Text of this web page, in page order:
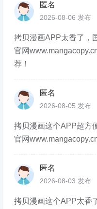
匿名
2026-08-06 发布
拷贝漫画APP太香了，
官网
荐！
匿名
2026-08-05 发布
拷贝漫画这个APP超方
官网
匿名
2026-08-03 发布
拷贝漫画这个APP太香